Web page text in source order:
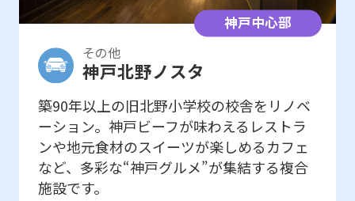
神戸中心部
その他
神戸北野ノスタ
築90年以上の旧北野小学校の校舎をリノベ
ーション。神戸ビーフが味わえるレストラ
ンや地元食材のスイーツが楽しめるカフェ
など、多彩な“神戸グルメ”が集結する複合
施設です。